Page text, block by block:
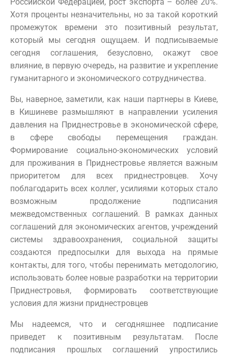
Хотя проценты незначительны, но за такой короткий
промежуток времени это позитивный результат,
который мы сегодня ощущаем. И подписываемые
сегодня соглашения, безусловно, окажут свое
влияние, в первую очередь, на развитие и укрепление
гуманитарного и экономического сотрудничества.
Вы, наверное, заметили, как наши партнеры в Киеве,
в Кишиневе размышляют в направлении усиления
давления на Приднестровье в экономической сфере,
в сфере свободы перемещения граждан.
Формирование социально-экономических условий
для проживания в Приднестровье является важным
приоритетом для всех приднестровцев. Хочу
поблагодарить всех коллег, усилиями которых стало
возможным продолжение подписания
межведомственных соглашений. В рамках данных
соглашений для экономических агентов, учреждений
системы здравоохранения, социальной защиты
создаются предпосылки для выхода на прямые
контакты, для того, чтобы перенимать методологию,
использовать более новые разработки на территории
Приднестровья, формировать соответствующие
условия для жизни приднестровцев
Мы надеемся, что и сегодняшнее подписание
приведет к позитивным результатам. После
подписания прошлых соглашений упростились